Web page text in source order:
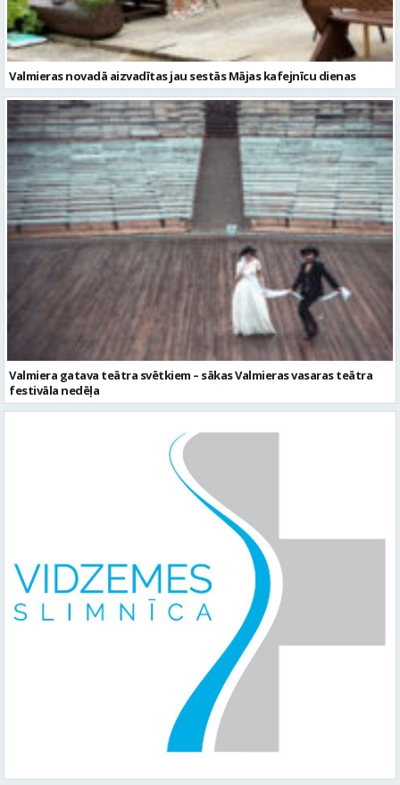
Valmieras novadā aizvadītas jau sestās Mājas kafejnīcu dienas
Valmiera gatava teātra svētkiem – sākas Valmieras vasaras teātra
festivāla nedēļa